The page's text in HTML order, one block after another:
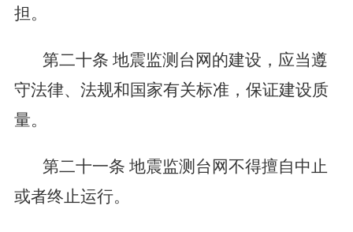
担。
第二十条 地震监测台网的建设，应当遵
守法律、法规和国家有关标准，保证建设质
量。
第二十一条 地震监测台网不得擅自中止
或者终止运行。